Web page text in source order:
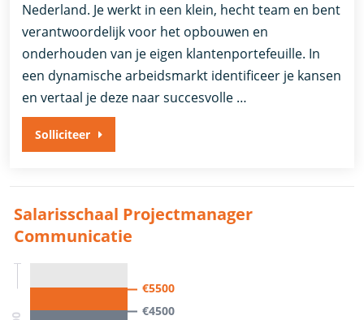
Nederland. Je werkt in een klein, hecht team en bent
verantwoordelijk voor het opbouwen en
onderhouden van je eigen klantenportefeuille. In
een dynamische arbeidsmarkt identificeer je kansen
en vertaal je deze naar succesvolle …
Solliciteer
Salarisschaal Projectmanager
Communicatie
€5500
€4500